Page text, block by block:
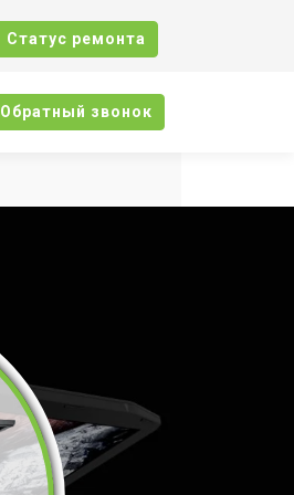
Cтатус ремонта
Oбратный звонок